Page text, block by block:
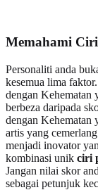
Memahami
Personaliti anda
kesemua lima
dengan Kehematan
berbeza daripada
dengan Kehematan
artis yang
menjadi inovator
kombinasi unik ciri
Jangan nilai skor
sebagai petunjuk